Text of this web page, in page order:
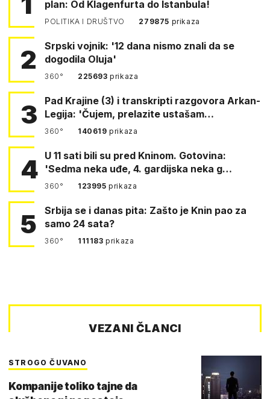
plan: Od Klagenfurta do Istanbula!
POLITIKA I DRUŠTVO 279875 prikaza
2
Srpski vojnik: '12 dana nismo znali da se
dogodila Oluja'
360° 225693prikaza
3
Pad Krajine (3) i transkripti razgovora Arkan-
Legija: 'Čujem, prelazite ustašam…
360° 140619prikaza
4 U 11 sati bili su pred Kninom. Gotovina:
'Sedma neka uđe, 4. gardijska neka g…
360° 123995prikaza
5
Srbija se i danas pita: Zašto je Knin pao za
samo 24 sata?
360° 111183prikaza
VEZANI ČLANCI
STROGO ČUVANO
Kompanije toliko tajne da